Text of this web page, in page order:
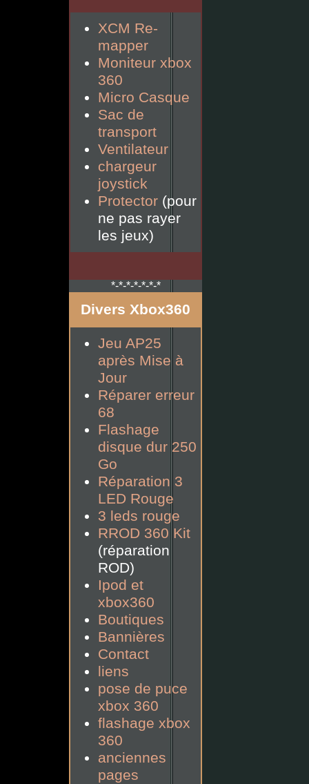
XCM Re-
mapper
Moniteur xbox
360
Micro Casque
Sac de
transport
Ventilateur
chargeur
joystick
Protector (pour
ne pas rayer
les jeux)
*-*-*-*-*-*-*
Divers Xbox360
Jeu AP25
après Mise à
Jour
Réparer erreur
68
Flashage
disque dur 250
Go
Réparation 3
LED Rouge
3 leds rouge
RROD 360 Kit
(réparation
ROD)
Ipod et
xbox360
Boutiques
Bannières
Contact
liens
pose de puce
xbox 360
flashage xbox
360
anciennes
pages